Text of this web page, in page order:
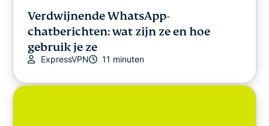
Verdwijnende WhatsApp-
chatberichten: wat zijn ze en hoe
gebruik je ze
ExpressVPN 11 minuten